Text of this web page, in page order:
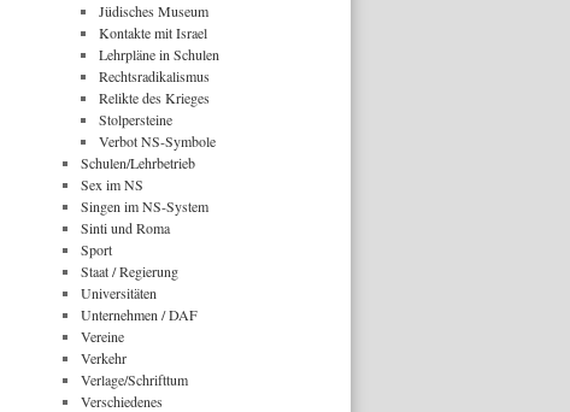
Jüdisches Museum
Kontakte mit Israel
Lehrpläne in Schulen
Rechtsradikalismus
Relikte des Krieges
Stolpersteine
Verbot NS-Symbole
Schulen/Lehrbetrieb
Sex im NS
Singen im NS-System
Sinti und Roma
Sport
Staat / Regierung
Universitäten
Unternehmen / DAF
Vereine
Verkehr
Verlage/Schrifttum
Verschiedenes